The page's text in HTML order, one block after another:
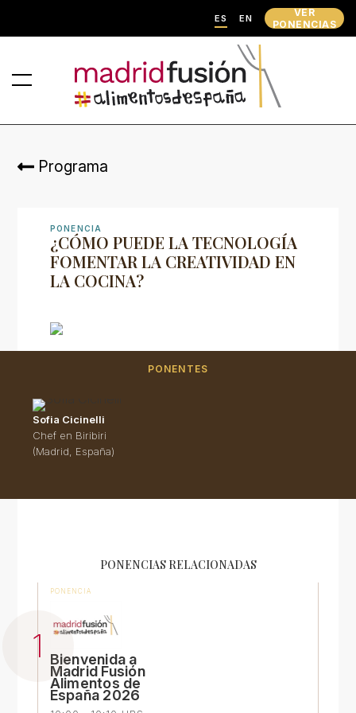
ES EN
VER
PONENCIAS
Programa
PONENCIA
¿CÓMO PUEDE LA TECNOLOGÍA
FOMENTAR LA CREATIVIDAD EN
LA COCINA?
PONENTES
Sofia Cicinelli
Chef en Biribiri
(Madrid, España)
PONENCIAS RELACIONADAS
PONENCIA
Bienvenida a
Madrid Fusión
Alimentos de
España 2026